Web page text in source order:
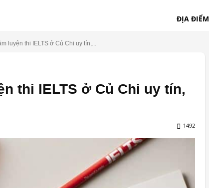
ĐỊA ĐIỂM
luyện thi IELTS ở Củ Chi uy tín,...
thi IELTS ở Củ Chi uy tín,
1492